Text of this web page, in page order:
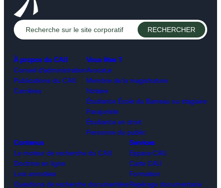
À propos du CAIJ
Conseil d’administration
Publications du CAIJ
Carrières
Vous êtes ?
Avocat.e
Membre de la magistrature
Notaire
Étudiant.e École du Barreau ou stagiaire
Parajuriste
Étudiant.e en droit
Personne du public
Contenus
Le moteur de recherche du CAIJ
Doctrine en ligne
Lois annotées
Questions de recherche documentées
Services
Espace CAIJ
Carte CAIJ
Formation
Repérage documentaire